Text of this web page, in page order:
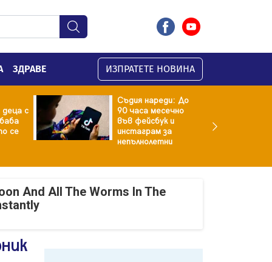
ЗДРАВЕ ИЗПРАТЕТЕ НОВИНА
с
се
Съдия нареди: До
90 часа месечно
във фейсбук и
инстаграм за
непълнолетни
And All The Worms In The